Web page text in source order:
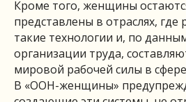
Кроме того, женщины
представлены в отраслях, где
такие технологии и, по
организации труда⁠,
мировой рабочей силы в
В «ООН-женщины»